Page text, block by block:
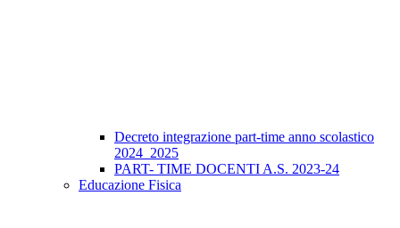
Decreto integrazione part-time anno scolastico
2024_2025
PART- TIME DOCENTI A.S. 2023-24
Educazione Fisica